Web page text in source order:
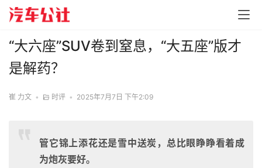
“大六座”SUV卷到窒息，“大五座”版才
是解药？
崔 力文 • 时评 • 2025年7月7日 下午2:09
管它锦上添花还是雪中送炭，总比眼睁睁看着成
为炮灰要好。